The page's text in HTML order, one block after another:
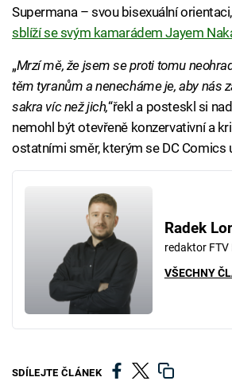
Supermana – svou bisexuální
sblíží se svým kamarádem Jayem
„Mrzí mě, že jsem se proti tomu
těm tyranům a nenecháme je, aby nás
sakra víc než jich,“řekl a posteskl si
nemohl být otevřeně konzervativní a
ostatními směr, kterým se DC Comics
Radek
redaktor FTV
VŠECHNY
SDÍLEJTE ČLÁNEK